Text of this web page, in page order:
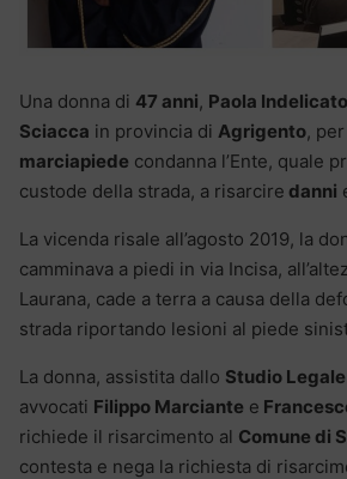
Una donna di 47 anni, Paola Indelicato
Sciacca in provincia di Agrigento,
marciapiede condanna l’Ente, quale
custode della strada, a risarcire danni
La vicenda risale all’agosto 2019, la
camminava a piedi in via Incisa,
Laurana, cade a terra a causa della
strada riportando lesioni al piede
La donna, assistita dallo Studio
avvocati Filippo Marciante e
richiede il risarcimento al Comune di
contesta e nega la richiesta di